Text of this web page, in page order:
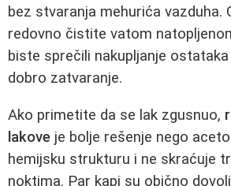
bez stvaranja mehurića vazduha.
redovno čistite vatom
biste sprečili nakupljanje
dobro zatvaranje.
Ako primetite da se lak zgusnuo,
lakove je bolje rešenje nego
hemijsku strukturu i ne skraćuje
noktima. Par kapi su obično